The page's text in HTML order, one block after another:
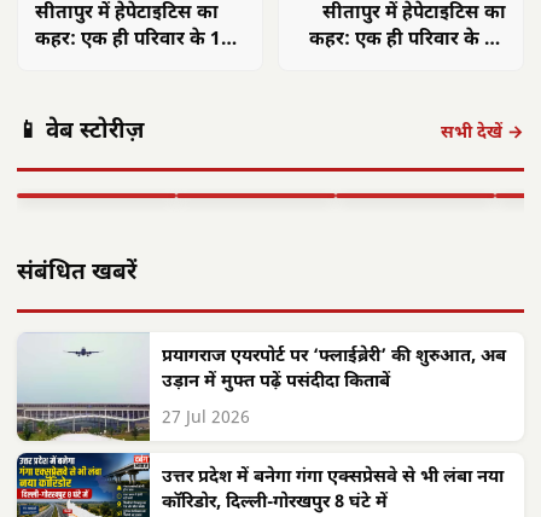
सीतापुर में हेपेटाइटिस का
कहर: एक ही परिवार के 11
सीतापुर में हेपेटाइटिस का
कहर: एक ही परिवार के 11
📱 वेब स्टोरीज़ सभी देखें →
सितंबर से सभी
बहाल करेगा,…
…
मॉडल' बना लाखों
संजीवनी
में
संबंधित खबरें
प्रयागराज एयरपोर्ट पर ‘फ्लाईब्रेरी’ की शुरुआत, अब
उड़ान में मुफ्त पढ़ें पसंदीदा किताबें
27 Jul 2026
उत्तर प्रदेश में बनेगा गंगा एक्सप्रेसवे से भी लंबा नया
कॉरिडोर, दिल्ली-गोरखपुर 8 घंटे में